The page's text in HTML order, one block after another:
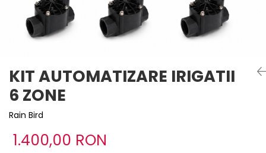
KIT AUTOMATIZARE IRIGATII
6 ZONE
Rain Bird
1.400,00 RON